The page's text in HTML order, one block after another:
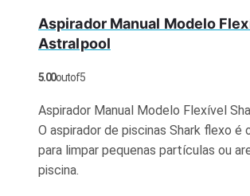
Aspirador Manual Modelo
Astralpool
5.00out of 5
Aspirador Manual Modelo Flexível
O aspirador de piscinas Shark flexo é
para limpar pequenas partículas ou
piscina.